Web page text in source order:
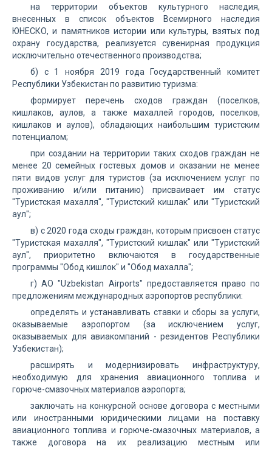
на территории объектов культурного наследия,
внесенных в список объектов Всемирного наследия
ЮНЕСКО, и памятников истории или культуры, взятых под
охрану государства, реализуется сувенирная продукция
исключительно отечественного производства;
б) с 1 ноября 2019 года Государственный комитет
Республики Узбекистан по развитию туризма:
формирует перечень сходов граждан (поселков,
кишлаков, аулов, а также махаллей городов, поселков,
кишлаков и аулов), обладающих наибольшим туристским
потенциалом;
при создании на территории таких сходов граждан не
менее 20 семейных гостевых домов и оказании не менее
пяти видов услуг для туристов (за исключением услуг по
проживанию и/или питанию) присваивает им статус
"Туристская махалля", "Туристский кишлак" или "Туристский
аул";
в) с 2020 года сходы граждан, которым присвоен статус
"Туристская махалля", "Туристский кишлак" или "Туристский
аул", приоритетно включаются в государственные
программы "Обод кишлок" и "Обод махалла";
г) АО "Uzbekistan Airports" предоставляется право по
предложениям международных аэропортов республики:
определять и устанавливать ставки и сборы за услуги,
оказываемые аэропортом (за исключением услуг,
оказываемых для авиакомпаний - резидентов Республики
Узбекистан);
расширять и модернизировать инфраструктуру,
необходимую для хранения авиационного топлива и
горюче-смазочных материалов аэропорта;
заключать на конкурсной основе договора с местными
или иностранными юридическими лицами на поставку
авиационного топлива и горюче-смазочных материалов, а
также договора на их реализацию местным или